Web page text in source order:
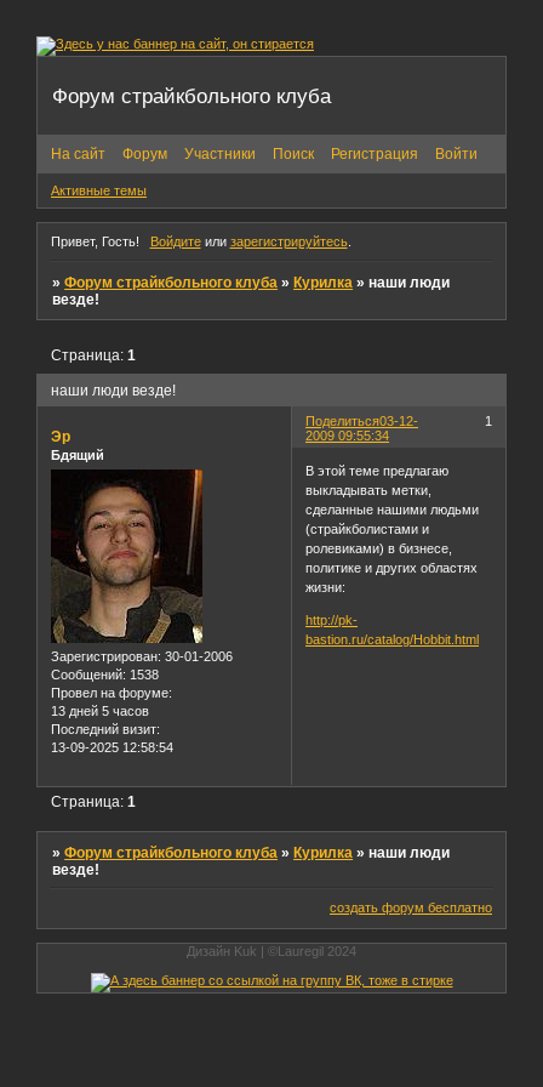
Форум страйкбольного клуба
На сайт Форум Участники Поиск Регистрация Войти
Активные темы
Привет, Гость! Войдитеили зарегистрируйтесь.
»Форум страйкбольного клуба »Курилка »наши люди
везде!
наши люди везде!
Страница:1
Поделиться 1
03-12-
2009 09:55:34
Эр
Бдящий
Зарегистрирован: 30-01-2006
Сообщений: 1538
Провел на форуме:
13 дней 5 часов
Последний визит:
13-09-2025 12:58:54
В этой теме предлагаю
выкладывать метки,
сделанные нашими людьми
(страйкболистами и
ролевиками) в бизнесе,
политике и других областях
жизни:
http://pk-
bastion.ru/catalog/Hobbit.html
Страница:1
»Форум страйкбольного клуба »Курилка »наши люди
везде!
создать форум бесплатно
Дизайн Kuk | ©Lauregil 2024